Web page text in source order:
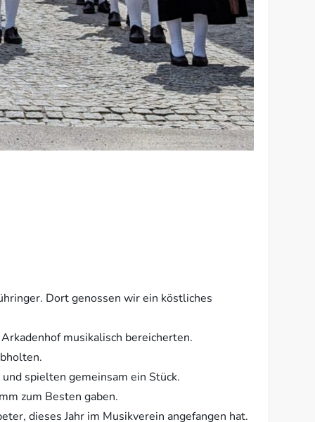
Dort genossen wir ein köstliches
musikalisch bereicherten.
spielten gemeinsam ein Stück.
zum Besten gaben.
dieses Jahr im Musikverein angefangen hat.